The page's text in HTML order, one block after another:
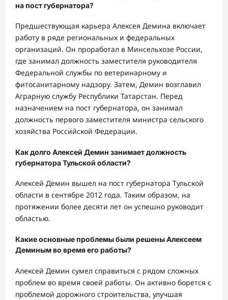
на пост губернатора?
Предшествующая карьера Алексея Демина включает
работу в ряде региональных и федеральных
организаций. Он проработал в Минсельхозе России,
где занимал должность заместителя руководителя
Федеральной службы по ветеринарному и
фитосанитарному надзору. Затем, Демин возглавил
Аграрную службу Республики Татарстан. Перед
назначением на пост губернатора, он занимал
должность первого заместителя министра сельского
хозяйства Российской Федерации.
Как долго Алексей Демин занимает должность
губернатора Тульской области?
Алексей Демин вышел на пост губернатора Тульской
области в сентябре 2012 года. Таким образом, на
протяжении более десяти лет он успешно руководит
областью.
Какие основные проблемы были решены Алексеем
Деминым во время его работы?
Алексей Демин сумел справиться с рядом сложных
проблем во время своей работы. Он активно борется с
проблемой дорожного строительства, улучшая